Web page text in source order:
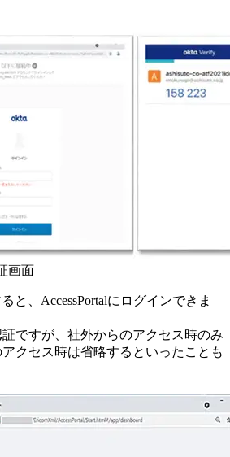
画面
と、AccessPortalにログインできま
ですが、社外からのアクセス時のみ
クセス時は省略するといったことも